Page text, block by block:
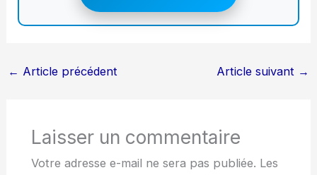
← Article précédent Article suivant →
Laisser un commentaire
Votre adresse e-mail ne sera pas publiée. Les